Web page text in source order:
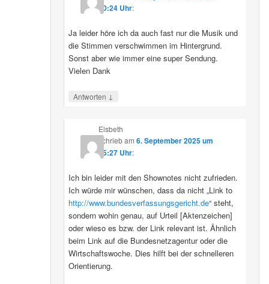
10:24 Uhr:
Ja leider höre ich da auch fast nur die Musik und
die Stimmen verschwimmen im Hintergrund.
Sonst aber wie immer eine super Sendung.
Vielen Dank
Antworten ↓
Elsbeth
schriebam 6. September 2025 um
15:27 Uhr:
Ich bin leider mit den Shownotes nicht zufrieden.
Ich würde mir wünschen, dass da nicht „Link to
http://www.bundesverfassungsgericht.de“ steht,
sondern wohin genau, auf Urteil [Aktenzeichen]
oder wieso es bzw. der Link relevant ist. Ähnlich
beim Link auf die Bundesnetzagentur oder die
Wirtschaftswoche. Dies hilft bei der schnelleren
Orientierung.